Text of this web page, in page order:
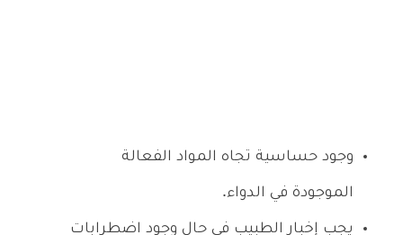
وجود حساسية تجاه المواد الفعالة
الموجودة في الدواء.
يجب إخبار الطبيب في حال وجود اضطرابات